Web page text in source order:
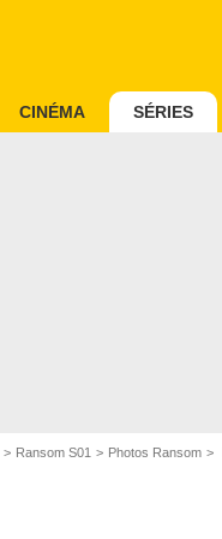
CINÉMA SÉRIES
Ransom S01 Photos Ransom